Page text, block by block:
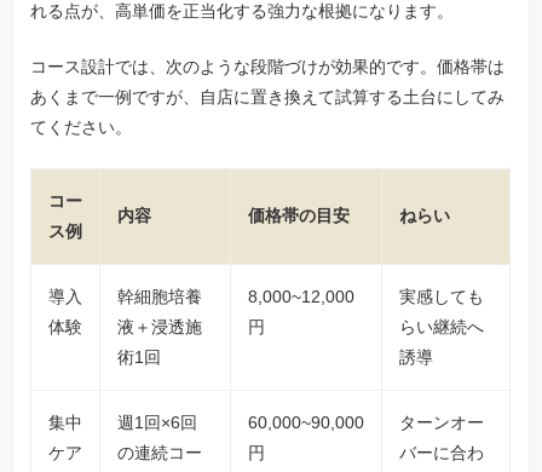
れる点が、高単価を正当化する強力な根拠になります。
コース設計では、次のような段階づけが効果的です。価格帯は
あくまで一例ですが、自店に置き換えて試算する土台にしてみ
てください。
コー
ス例
内容 価格帯の目安 ねらい
導入
体験
幹細胞培養
液＋浸透施
術1回
8,000~12,000
円
実感しても
らい継続へ
誘導
集中
ケア
週1回×6回
の連続コー
60,000~90,000
円
ターンオー
バーに合わ